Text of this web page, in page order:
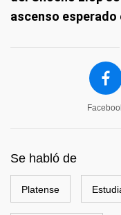
ascenso
Se habló de
Platense